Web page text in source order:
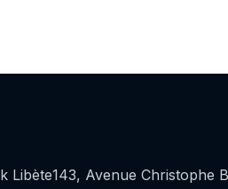
Libète143, Avenue Christophe